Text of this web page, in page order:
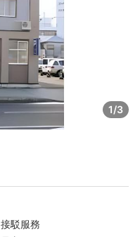
1/3
接駁服務